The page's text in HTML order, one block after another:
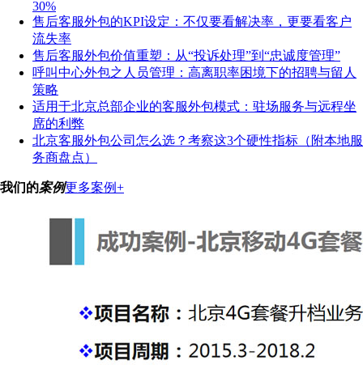
30%
售后客服外包的KPI设定：不仅要看解决率，更要看客户
流失率
售后客服外包价值重塑：从“投诉处理”到“忠诚度管理”
呼叫中心外包之人员管理：高离职率困境下的招聘与留人
策略
适用于北京总部企业的客服外包模式：驻场服务与远程坐
席的利弊
北京客服外包公司怎么选？考察这3个硬性指标（附本地服
务商盘点）
我们的案例更多案例+